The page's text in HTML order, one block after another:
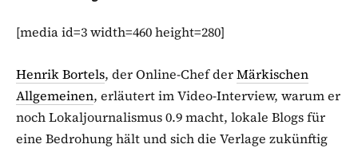
[media id=3 width=460 height=280]
Henrik Bortels, der Online-Chef derMärkischen
Allgemeinen, erläutert im Video-Interview, warum er
noch Lokaljournalismus 0.9 macht, lokale Blogs für
eine Bedrohung hält und sich die Verlage zukünftig